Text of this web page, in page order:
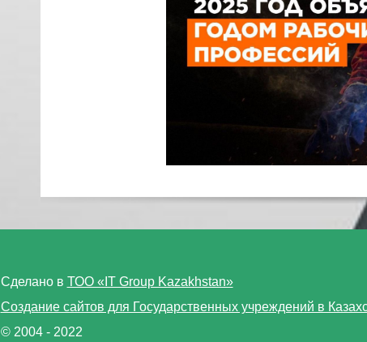
Сделано в ТОО «IT Group Kazakhstan»
Создание сайтов для Государственных учреждений в
© 2004 - 2022